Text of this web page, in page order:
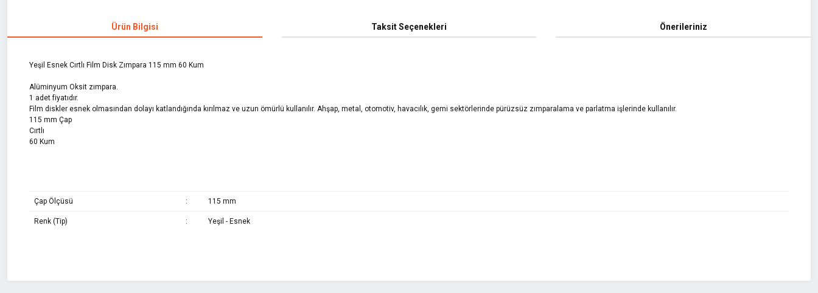
Ürün Bilgisi Taksit Seçenekleri Önerileriniz
Yeşil Esnek Cırtlı Film Disk Zımpara 115 mm 60 Kum
Alüminyum Oksit zımpara.
1 adet fiyatıdır.
Film diskler esnek olmasından dolayı katlandığında kırılmaz ve uzun ömürlü kullanılır. Ahşap, metal, otomotiv, havacılık, gemi sektörlerinde pürüzsüz zımparalama ve parlatma işlerinde kullanılır.
115 mm Çap
Cırtlı
60 Kum
Çap Ölçüsü : 115 mm
Renk (Tip) : Yeşil - Esnek